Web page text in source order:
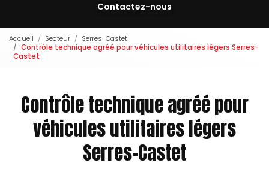
Contactez-nous
Accueil Secteur
Serres-Castet
Contrôle technique agréé pour véhicules utilitaires légers Serres-
Castet
Contrôle technique agréé pour
véhicules utilitaires légers
Serres-Castet